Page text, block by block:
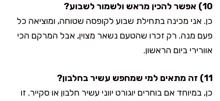
10) אפשר להכין מראש ולשמור לשבוע?
כן. אני מכינה בתחילת שבוע לקופסה שטוחה, ומוציאה כל
פעם מנה. רק זכרו שהטעם נשאר מצוין, אבל המרקם הכי
אוורירי ביום הראשון.
11) זה מתאים למי שמחפש עשיר בחלבון?
כן, במיוחד אם בוחרים יוגורט יווני עשיר חלבון או סקייר. זו